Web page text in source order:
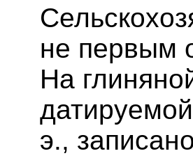
не первым
На
э.,